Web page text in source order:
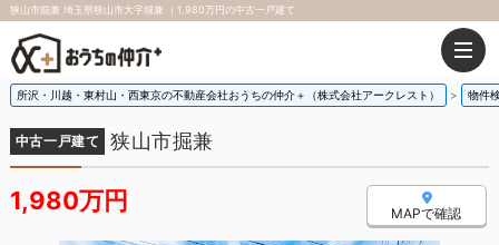
狭山市掘兼 埼玉県狭山市大字堀兼 ｜1,980万円の中古一戸建て
所沢・川越・東村山・西東京の不動産会社おうちの仲介＋（株式会社アークレスト） 物件
中古一戸建て 狭山市掘兼
1,980万円 MAPで確認